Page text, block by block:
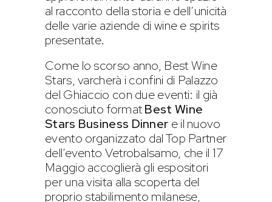
al racconto della storia e dell’unicità
delle varie aziende di wine e spirits
presentate.
Come lo scorso anno, Best Wine
Stars, varcherà i confini di Palazzo
del Ghiaccio con due eventi: il già
conosciuto formatBest Wine
Stars Business Dinner e il nuovo
evento organizzato dal Top Partner
dell’evento Vetrobalsamo, che il 17
Maggio accoglierà gli espositori
per una visita alla scoperta del
proprio stabilimento milanese,